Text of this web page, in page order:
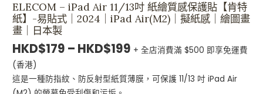
ELECOM – iPad Air 11/13吋 紙繪質感保護貼【肯特
紙】-易貼式｜2024｜iPad Air(M2)｜擬紙感｜繪圖畫
畫｜日本製
HKD$179 – HKD$199 + 全店消費滿 $500 即享免運費
(香港)
這是一種防指紋、防反射型紙質薄膜，可保護 11/13 吋 iPad Air
｜
日
本
製
數
量